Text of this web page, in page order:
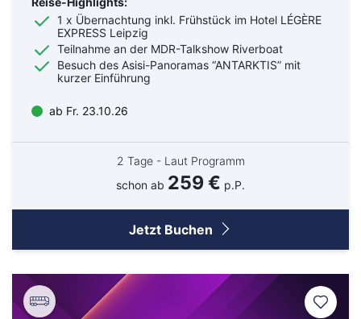
Wellness Kurzurlaub
Top Reise Deals
1 x Übernachtung inkl. Frühstück im Hotel LÉGÈRE
EXPRESS Leipzig
Teilnahme an der MDR-Talkshow Riverboat
Besuch des Asisi-Panoramas “ANTARKTIS” mit
kurzer Einführung
ab Fr. 23.10.26
2 Tage - Laut Programm
schon ab 259 € p.P.
Jetzt Buchen